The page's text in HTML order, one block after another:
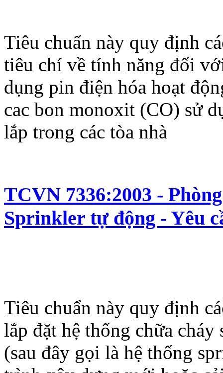
Tiêu chuẩn này quy định
tiêu chí về tính năng đối
dụng pin điện hóa hoạt
cac bon monoxit (CO) sử
lắp trong các tòa nhà
TCVN 7336:2003 -
Sprinkler tự động - Yêu
Tiêu chuẩn này quy định
lắp đặt hệ thống chữa
(sau đây gọi là hệ thống